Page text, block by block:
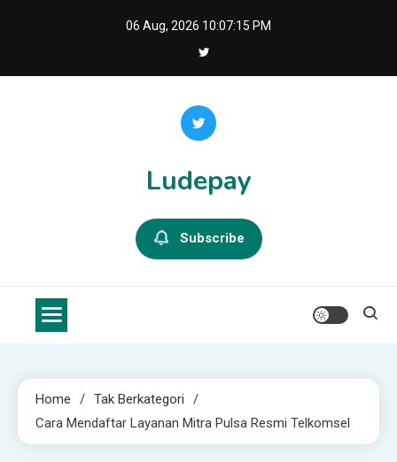
06 Aug, 2026 10:07:16 PM
Ludepay
Subscribe
Home
Tak Berkategori
Cara Mendaftar Layanan Mitra Pulsa Resmi Telkomsel